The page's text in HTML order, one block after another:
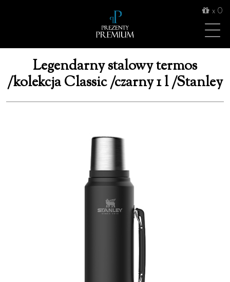
x 0
Legendarny stalowy termos
/kolekcja Classic /czarny 1 l /Stanley